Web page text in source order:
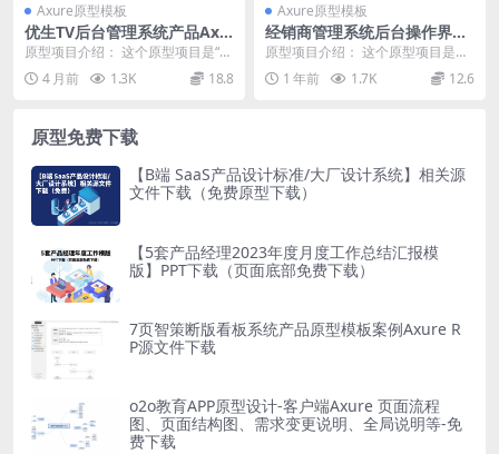
Axure原型模板
优生TV后台管理系统产品Axu
re原型模板案例下载
原型项目介绍： 这个原型项目是“优
生TV后台”的管理界面，旨在为视频
内容平台提供...
4 月前 1.3K 18.8
Axure原型模板
经销商管理系统后台操作界面
Axure原型模板
原型项目介绍： 这个原型项目是一
个“经销商管理系统”，旨在为经销商
提供一个全面的...
1 年前 1.7K 12.6
原型免费下载
【B端 SaaS产品设计标准/大厂设计系统】相关源
文件下载（免费原型下载）
【5套产品经理2023年度月度工作总结汇报模
版】PPT下载（页面底部免费下载）
7页智策断版看板系统产品原型模板案例Axure R
P源文件下载
o2o教育APP原型设计-客户端Axure 页面流程
图、页面结构图、需求变更说明、全局说明等-免
费下载